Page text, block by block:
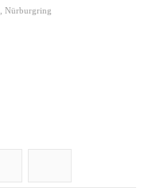
,Nürburgring